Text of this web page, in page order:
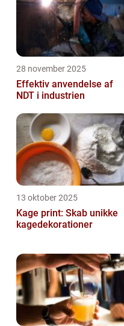
28 november 2025
Effektiv anvendelse af
NDT i industrien
13 oktober 2025
Kage print: Skab unikke
kagedekorationer